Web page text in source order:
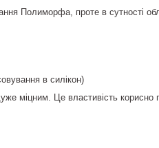
Полиморфа, проте в сутності
в силікон)
міцним. Це властивість корисно